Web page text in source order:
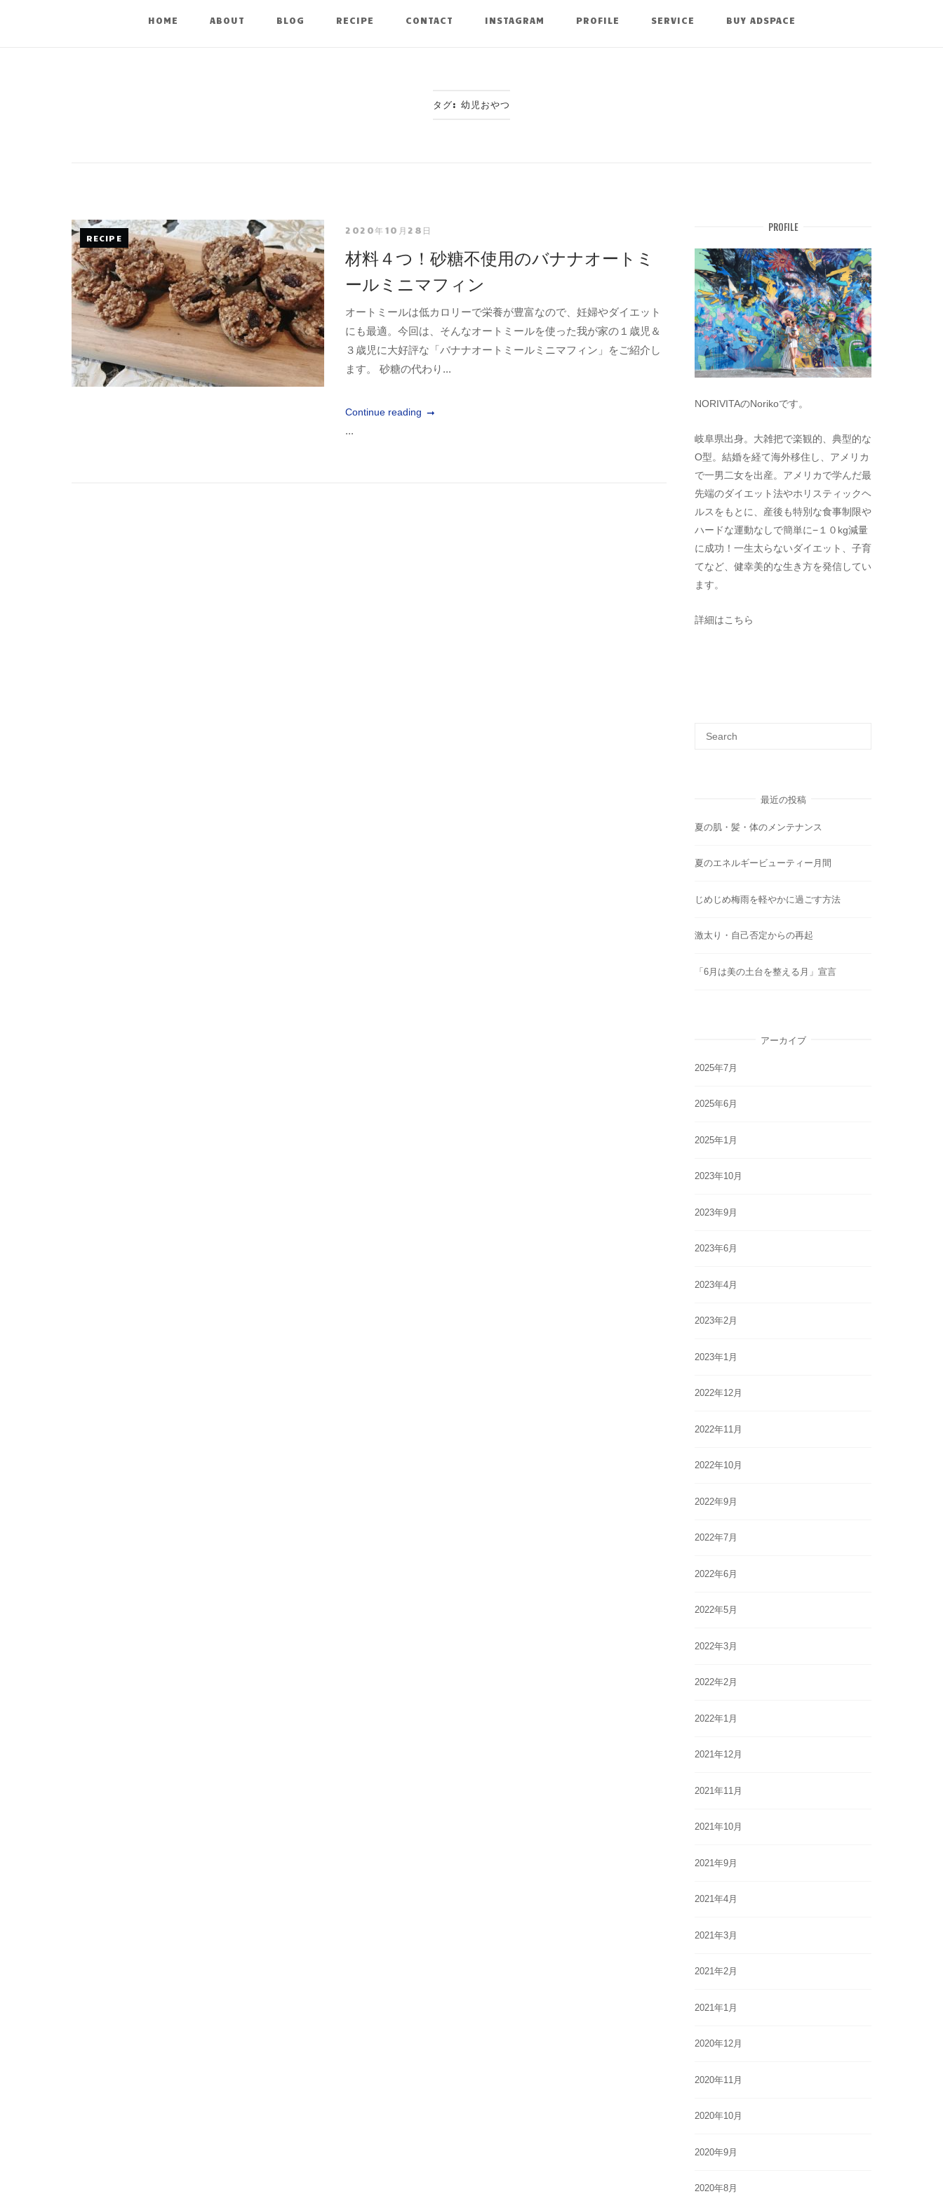
HOME ABOUT BLOG RECIPE CONTACT INSTAGRAM PROFILE SERVICE BUY ADSPACE
タグ: 幼児おやつ
RECIPE
2020年10月28日
材料４つ！砂糖不使用のバナナオートミ
ールミニマフィン
オートミールは低カロリーで栄養が豊富なので、妊婦やダイエット
にも最適。今回は、そんなオートミールを使った我が家の１歳児＆
３歳児に大好評な「バナナオートミールミニマフィン」をご紹介し
ます。 砂糖の代わり...
Continue reading
...
PROFILE
NORIVITAのNorikoです。
岐阜県出身。大雑把で楽観的、典型的な
O型。結婚を経て海外移住し、アメリカ
で一男二女を出産。アメリカで学んだ最
先端のダイエット法やホリスティックヘ
ルスをもとに、産後も特別な食事制限や
ハードな運動なしで簡単に−１０kg減量
に成功！一生太らないダイエット、子育
てなど、健幸美的な生き方を発信してい
ます。
詳細はこちら
最近の投稿
夏の肌・髪・体のメンテナンス
夏のエネルギービューティー月間
じめじめ梅雨を軽やかに過ごす方法
激太り・自己否定からの再起
「6月は美の土台を整える月」宣言
アーカイブ
2025年7月
2025年6月
2025年1月
2023年10月
2023年9月
2023年6月
2023年4月
2023年2月
2023年1月
2022年12月
2022年11月
2022年10月
2022年9月
2022年7月
2022年6月
2022年5月
2022年3月
2022年2月
2022年1月
2021年12月
2021年11月
2021年10月
2021年9月
2021年4月
2021年3月
2021年2月
2021年1月
2020年12月
2020年11月
2020年10月
2020年9月
2020年8月